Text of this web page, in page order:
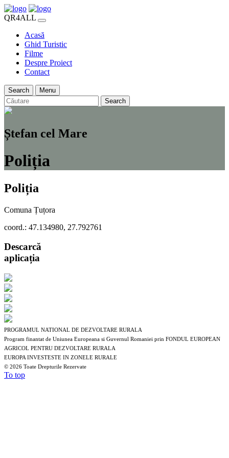
QR4ALL
Acasă
Ghid Turistic
Filme
Despre Proiect
Contact
Search
Menu
Search
Ștefan cel Mare
Poliția
Poliția
Comuna Țuțora
coord.: 47.134980, 27.792761
Descarcă
aplicația
PROGRAMUL NATIONAL DE DEZVOLTARE RURALA
Program finantat de Uniunea Europeana si Guvernul Romaniei prin FONDUL EUROPEAN
AGRICOL PENTRU DEZVOLTARE RURALA
EUROPA INVESTESTE IN ZONELE RURALE
© 2026 Toate Drepturile Rezervate
To top